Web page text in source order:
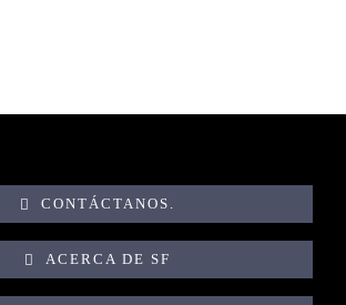
CONTÁCTANOS.
ACERCA DE SF